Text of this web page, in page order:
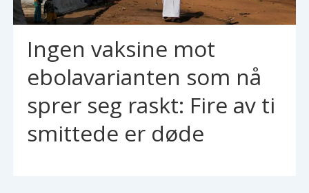
Ingen vaksine mot
ebolavarianten som nå
sprer seg raskt: Fire av ti
smittede er døde